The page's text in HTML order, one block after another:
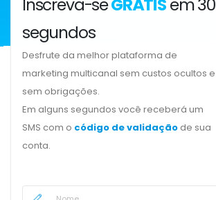
segundos
Desfrute da melhor plataforma de
marketing multicanal sem custos ocultos e
sem obrigações.
Em alguns segundos você receberá um
SMS com o código de validação de sua
conta.